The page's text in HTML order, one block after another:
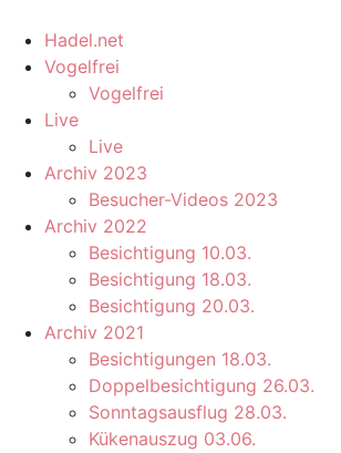
Hadel.net
Vogelfrei
Vogelfrei
Live
Live
Archiv 2023
Besucher-Videos 2023
Archiv 2022
Besichtigung 10.03.
Besichtigung 18.03.
Besichtigung 20.03.
Archiv 2021
Besichtigungen 18.03.
Doppelbesichtigung 26.03.
Sonntagsausflug 28.03.
Kükenauszug 03.06.